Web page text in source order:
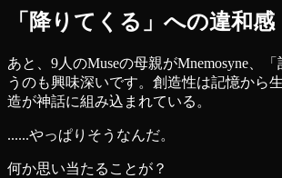
「降りてくる」への違和感
あと、9人のMuseの母親がMnemosyne、
うのも興味深いです。創造性は記憶から
造が神話に組み込まれている。
......やっぱりそうなんだ。
何か思い当たることが？